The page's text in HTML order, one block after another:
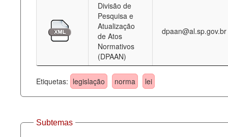
Divisão de
Pesquisa e
Atualização
de Atos
Normativos
(DPAAN)
dpaan@al.sp.gov.br
Etiquetas: legislação norma lei
Subtemas